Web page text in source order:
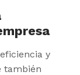
y
también